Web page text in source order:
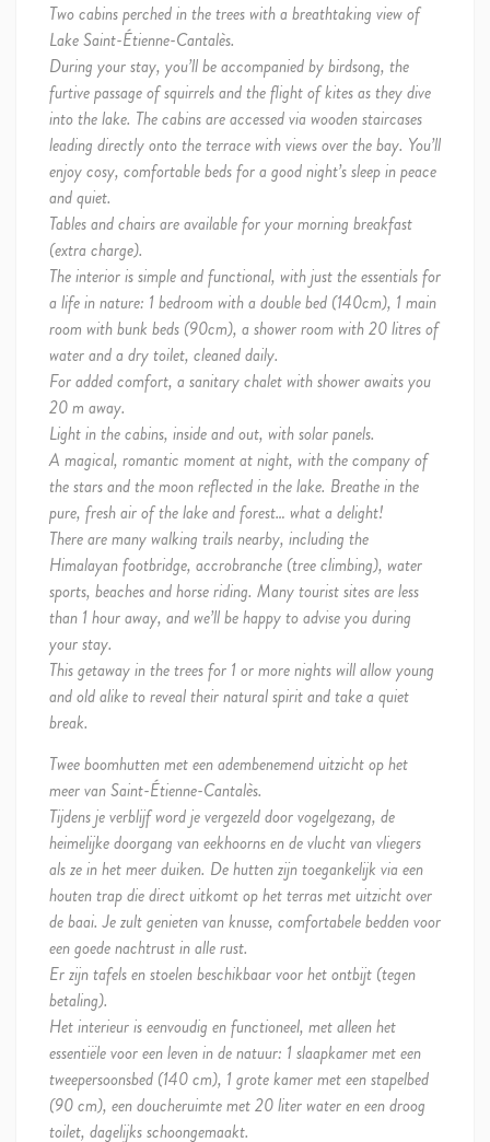
Two cabins perched in the trees with a breathtaking view of
Lake Saint-Étienne-Cantalès.
During your stay, you’ll be accompanied by birdsong, the
furtive passage of squirrels and the flight of kites as they dive
into the lake. The cabins are accessed via wooden staircases
leading directly onto the terrace with views over the bay. You’ll
enjoy cosy, comfortable beds for a good night’s sleep in peace
and quiet.
Tables and chairs are available for your morning breakfast
(extra charge).
The interior is simple and functional, with just the essentials for
a life in nature: 1 bedroom with a double bed (140cm), 1 main
room with bunk beds (90cm), a shower room with 20 litres of
water and a dry toilet, cleaned daily.
For added comfort, a sanitary chalet with shower awaits you
20 m away.
Light in the cabins, inside and out, with solar panels.
A magical, romantic moment at night, with the company of
the stars and the moon reflected in the lake. Breathe in the
pure, fresh air of the lake and forest… what a delight!
There are many walking trails nearby, including the
Himalayan footbridge, accrobranche (tree climbing), water
sports, beaches and horse riding. Many tourist sites are less
than 1 hour away, and we’ll be happy to advise you during
your stay.
This getaway in the trees for 1 or more nights will allow young
and old alike to reveal their natural spirit and take a quiet
break.
Twee boomhutten met een adembenemend uitzicht op het
meer van Saint-Étienne-Cantalès.
Tijdens je verblijf word je vergezeld door vogelgezang, de
heimelijke doorgang van eekhoorns en de vlucht van vliegers
als ze in het meer duiken. De hutten zijn toegankelijk via een
houten trap die direct uitkomt op het terras met uitzicht over
de baai. Je zult genieten van knusse, comfortabele bedden voor
een goede nachtrust in alle rust.
Er zijn tafels en stoelen beschikbaar voor het ontbijt (tegen
betaling).
Het interieur is eenvoudig en functioneel, met alleen het
essentiële voor een leven in de natuur: 1 slaapkamer met een
tweepersoonsbed (140 cm), 1 grote kamer met een stapelbed
(90 cm), een doucheruimte met 20 liter water en een droog
toilet, dagelijks schoongemaakt.